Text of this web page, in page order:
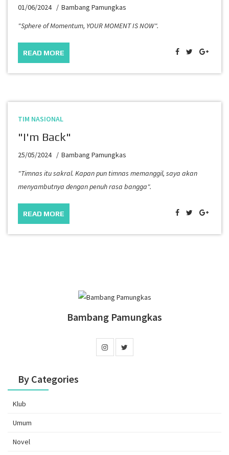
01/06/2024
Bambang Pamungkas
"Sphere of Momentum, YOUR MOMENT IS NOW".
READ MORE
TIM NASIONAL
"I'm Back"
25/05/2024
Bambang Pamungkas
"Timnas itu sakral. Kapan pun timnas memanggil, saya akan
menyambutnya dengan penuh rasa bangga".
READ MORE
Bambang Pamungkas
By Categories
Klub
Umum
Novel